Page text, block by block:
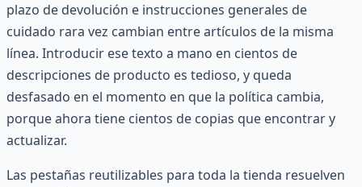
plazo de devolución e instrucciones generales de
cuidado rara vez cambian entre artículos de la misma
línea. Introducir ese texto a mano en cientos de
descripciones de producto es tedioso, y queda
desfasado en el momento en que la política cambia,
porque ahora tiene cientos de copias que encontrar y
actualizar.
Las pestañas reutilizables para toda la tienda resuelven